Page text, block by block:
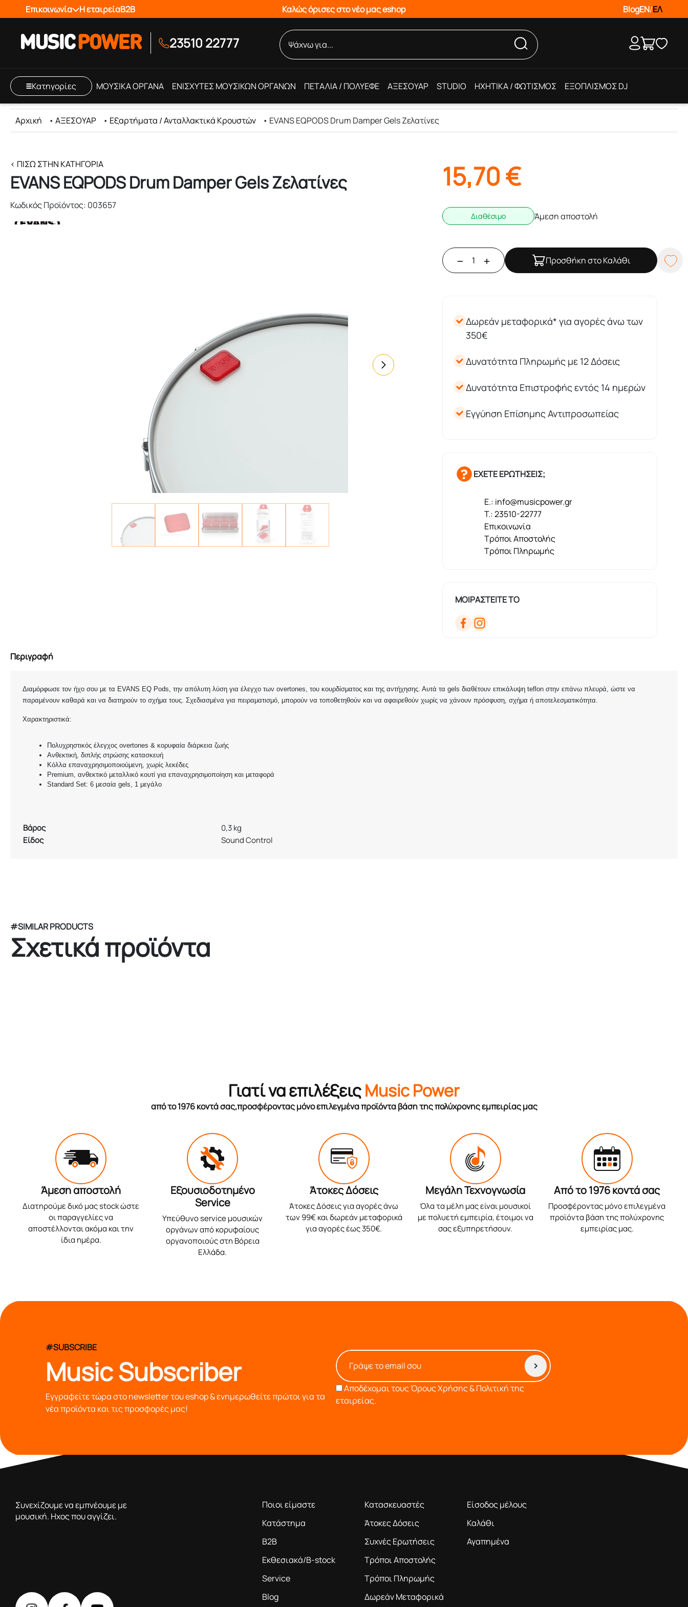
Επικοινωνία Η εταιρείαB2B Καλώς όρισες στο νέο μας eshop BlogEN/ΕΛ
23510 22777
Κατηγορίες ΜΟΥΣΙΚΑ ΟΡΓΑΝΑ ΕΝΙΣΧΥΤΕΣ ΜΟΥΣΙΚΩΝ ΟΡΓΑΝΩΝ ΠΕΤΑΛΙΑ / ΠΟΛΥΕΦΕ ΑΞΕΣΟΥΑΡ STUDIO ΗΧΗΤΙΚΑ / ΦΩΤΙΣΜΟΣ ΕΞΟΠΛΙΣΜΟΣ DJ
Αρχική • ΑΞΕΣΟΥΑΡ • Εξαρτήματα / Ανταλλακτικά Κρουστών • EVANS EQPODS Drum Damper Gels Ζελατίνες
< ΠΊΣΩ ΣΤΗΝ ΚΑΤΗΓΟΡΊΑ
EVANS EQPODS Drum Damper Gels Ζελατίνες
Κωδικός Προϊόντος: 003657
15,70€
Διαθέσιμο Άμεση αποστολή
Προσθήκη στο Καλάθι
Δωρεάν μεταφορικά* για αγορές άνω των
350€
Δυνατότητα Πληρωμής με 12 Δόσεις
Δυνατότητα Επιστροφής εντός 14 ημερών
Εγγύηση Επίσημης Αντιπροσωπείας
ΕΧΕΤΕ ΕΡΩΤΗΣΕΙΣ;
E.: info@musicpower.gr
T.: 23510-22777
Επικοινωνία
Τρόποι Αποστολής
Τρόποι Πληρωμής
ΜΟΙΡΑΣΤΕΙΤΕ ΤΟ
Περιγραφή
Διαμόρφωσε τον ήχο σου με τα EVANS EQ Pods, την απόλυτη λύση για έλεγχο των overtones, του κουρδίσματος και της αντήχησης. Αυτά τα gels διαθέτουν επικάλυψη teflon στην επάνω πλευρά, ώστε να
παραμένουν καθαρά και να διατηρούν το σχήμα τους. Σχεδιασμένα για πειραματισμό, μπορούν να τοποθετηθούν και να αφαιρεθούν χωρίς να χάνουν πρόσφυση, σχήμα ή αποτελεσματικότητα.
Χαρακτηριστικά:
Πολυχρηστικός έλεγχος overtones & κορυφαία διάρκεια ζωής
Ανθεκτική, διπλής στρώσης κατασκευή
Κόλλα επαναχρησιμοποιούμενη, χωρίς λεκέδες
Premium, ανθεκτικό μεταλλικό κουτί για επαναχρησιμοποίηση και μεταφορά
Standard Set: 6 μεσαία gels, 1 μεγάλο
Βάρος
0,3 kg
Είδος
Sound Control
#SIMILAR PRODUCTS
Σχετικά προϊόντα
Γιατί να επιλέξειςMusic Power
από το 1976 κοντά σας,προσφέροντας μόνο επιλεγμένα προϊόντα βάση της πολύχρονης εμπειρίας μας
Άμεση αποστολή
Διατηρούμε δικό μας stock ώστε
οι παραγγελίες να
αποστέλλονται ακόμα και την
ίδια ημέρα.
Εξουσιοδοτημένο
Service
Υπεύθυνο service μουσικών
οργάνων από κορυφαίους
οργανοποιούς στη Βόρεια
Ελλάδα.
Άτοκες Δόσεις
Άτοκες Δόσεις για αγορές άνω
των 99€ και δωρεάν μεταφορικά
για αγορές έως 350€.
Μεγάλη Τεχνογνωσία
Όλα τα μέλη μας είναι μουσικοί
με πολυετή εμπειρία, έτοιμοι να
σας εξυπηρετήσουν.
Από το 1976 κοντά σας
Προσφέροντας μόνο επιλεγμένα
προϊόντα βάση της πολύχρονης
εμπειρίας μας.
#SUBSCRIBE
Music Subscriber
Εγγραφείτε τώρα στο newsletter του eshop & ενημερωθείτε πρώτοι για τα
νέα προϊόντα και τις προσφορές μας!
Αποδέχομαι τουςΌρους Χρήσης & Πολιτική της
εταιρείας.
Συνεχίζουμε να εμπνέουμε με
μουσική. Ηχος που αγγίζει.
Ποιοι είμαστε
Κατάστημα
B2B
Εκθεσιακά/B-stock
Service
Blog
Κατασκευαστές
Άτοκες Δόσεις
Συχνές Ερωτήσεις
Τρόποι Αποστολής
Τρόποι Πληρωμής
Δωρεάν Μεταφορικά
Είσοδος μέλους
Καλάθι
Αγαπημένα